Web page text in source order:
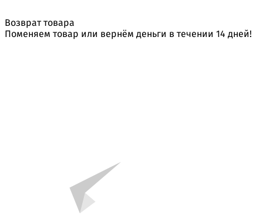
Возврат товара
Поменяем товар или вернём деньги в течении 14 дней!